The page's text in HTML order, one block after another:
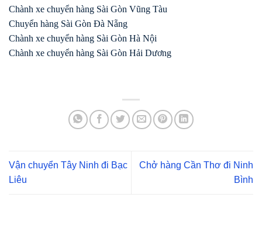
Chành xe chuyển hàng Sài Gòn Vũng Tàu
Chuyển hàng Sài Gòn Đà Nẵng
Chành xe chuyển hàng Sài Gòn Hà Nội
Chành xe chuyển hàng Sài Gòn Hải Dương
Vận chuyển Tây Ninh đi Bạc
Liêu
Chở hàng Cần Thơ đi Ninh
Bình